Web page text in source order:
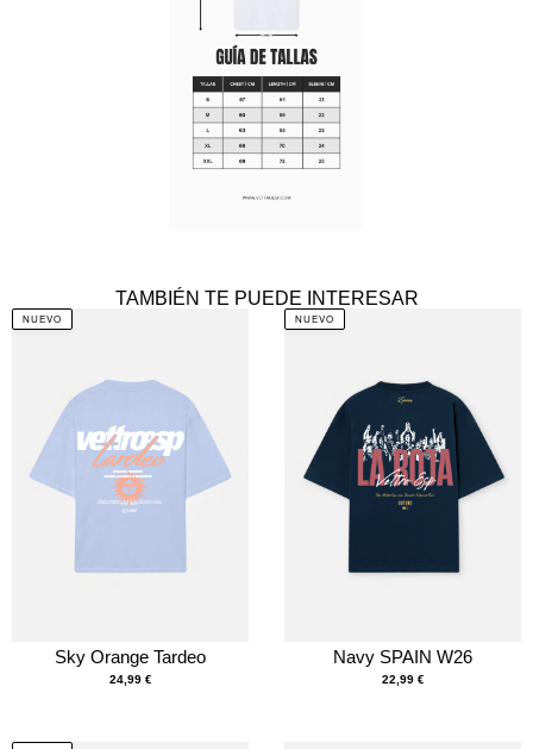
TAMBIÉN TE PUEDE INTERESAR
NUEVO
Sky Orange Tardeo
24,99 €
NUEVO
Navy SPAIN W26
22,99 €